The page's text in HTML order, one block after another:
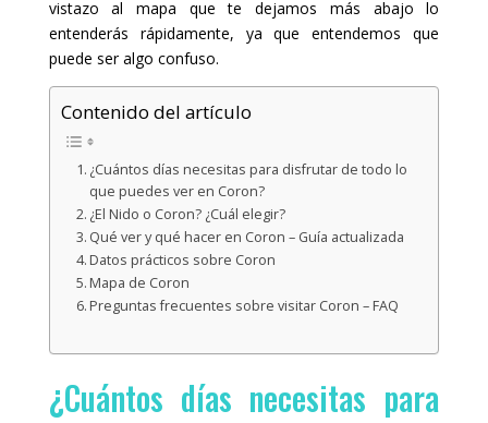
vistazo al mapa que te dejamos más abajo lo
entenderás rápidamente, ya que entendemos que
puede ser algo confuso.
Contenido del artículo
¿Cuántos días necesitas para disfrutar de todo lo
que puedes ver en Coron?
¿El Nido o Coron? ¿Cuál elegir?
Qué ver y qué hacer en Coron – Guía actualizada
Datos prácticos sobre Coron
Mapa de Coron
Preguntas frecuentes sobre visitar Coron – FAQ
¿Cuántos días necesitas para